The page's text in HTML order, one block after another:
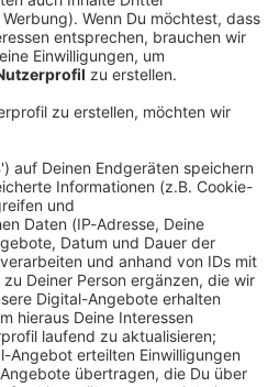
erfolgreich ihre Urteile fälle.